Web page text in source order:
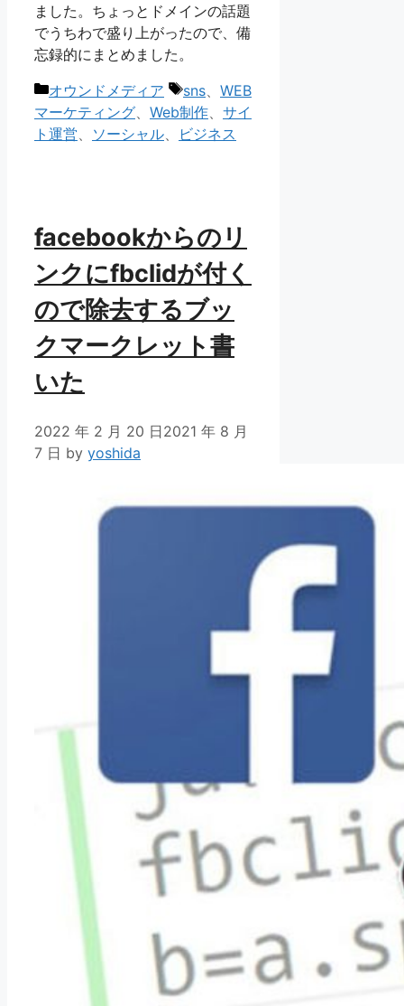
ました。ちょっとドメインの話題
でうちわで盛り上がったので、備
忘録的にまとめました。
カ
テ
ゴ
オウンドメディア
タ
グ
sns、 WEB
マーケティング、 Web制作、 サイ
ト運営、 ソーシャル、 ビジネス
facebookからのリ
ンクにfbclidが付く
ので除去するブッ
クマークレット書
いた
2022 年 2 月 20 日2021 年 8 月
7 日 by yoshida